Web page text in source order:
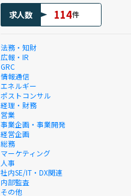
求人数 114件
法務・知財
広報・IR
GRC
情報通信
エネルギー
ポストコンサル
経理・財務
営業
事業企画・事業開発
経営企画
総務
マーケティング
人事
社内SE/IT・DX関連
内部監査
その他